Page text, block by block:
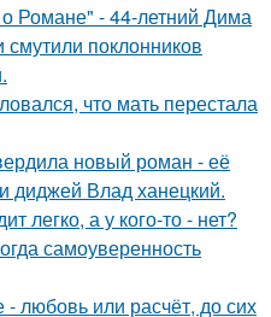
Романе" - 44-летний Дима
поклонников
что мать перестала
новый роман - её
диджей Влад ханецкий.
легко, а у кого-то - нет?
самоуверенность
любовь или расчёт, до сих